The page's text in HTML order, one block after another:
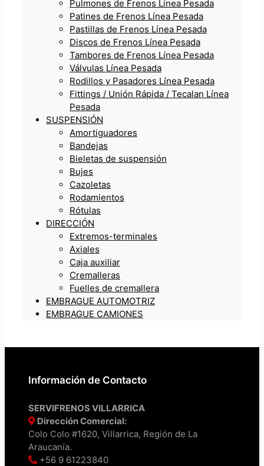
Pulmones de Frenos Línea Pesada
Patines de Frenos Línea Pesada
Pastillas de Frenos Línea Pesada
Discos de Frenos Línea Pesada
Tambores de Frenos Línea Pesada
Válvulas Línea Pesada
Rodillos y Pasadores Línea Pesada
Fittings / Unión Rápida / Tecalan Línea
Pesada
SUSPENSIÓN
Amortiguadores
Bandejas
Bieletas de suspensión
Bujes
Cazoletas
Rodamientos
Rótulas
DIRECCIÓN
Extremos-terminales
Axiales
Caja auxiliar
Cremalleras
Fuelles de cremallera
EMBRAGUE AUTOMOTRIZ
EMBRAGUE CAMIONES
Información de Contacto
SERVIFRENOS VILLARRICA
Dirección Comercial:
Colo Colo #1620, Villarrica, Región de La
Araucanía.
+56 9 61223840